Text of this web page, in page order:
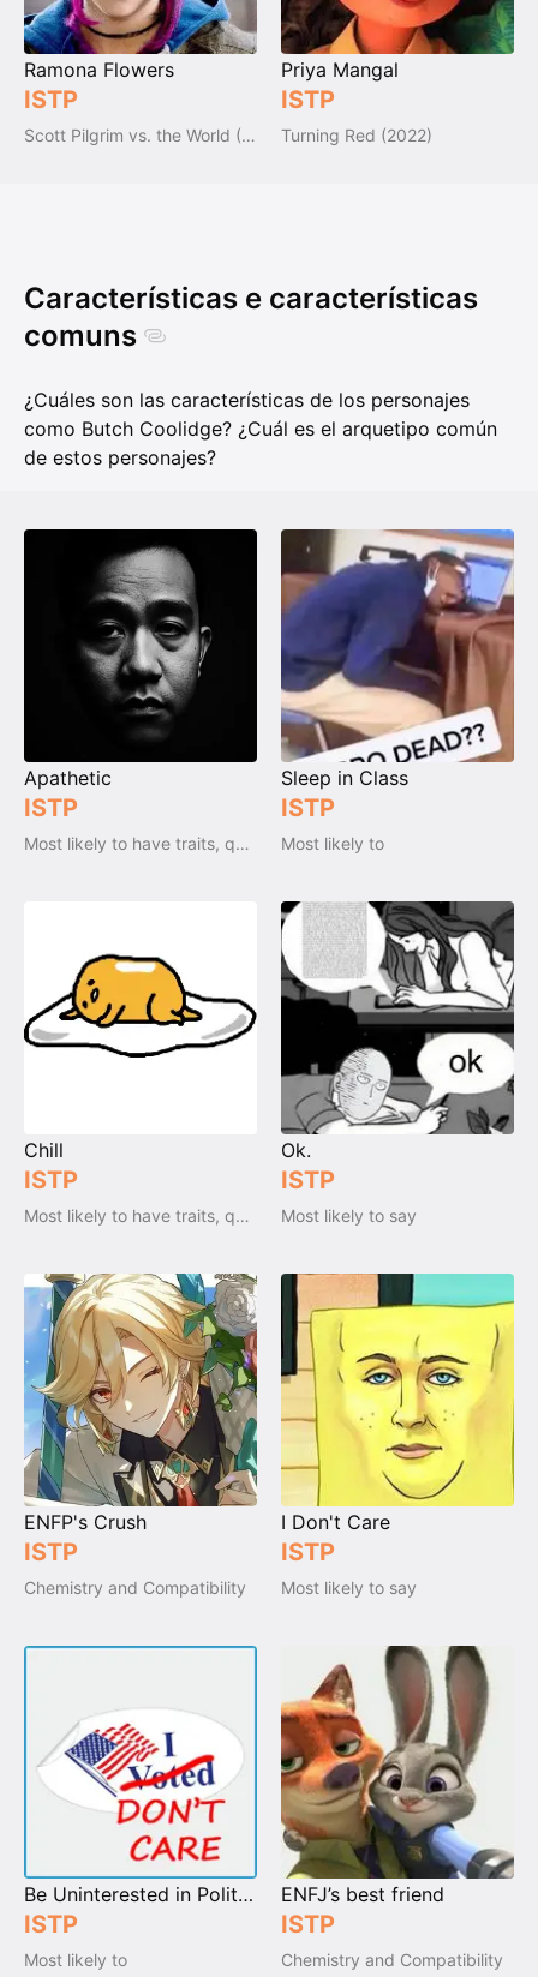
Ramona Flowers
ISTP
Scott Pilgrim vs. the World (2010)
Priya Mangal
ISTP
Turning Red (2022)
Características e características
comuns
¿Cuáles son las características de los personajes
como Butch Coolidge? ¿Cuál es el arquetipo común
de estos personajes?
Apathetic
ISTP
Most likely to have traits, qualities and emotions
Sleep in Class
ISTP
Most likely to
Chill
ISTP
Most likely to have traits, qualities and emotions
Ok.
ISTP
Most likely to say
ENFP's Crush
ISTP
Chemistry and Compatibility
I Don't Care
ISTP
Most likely to say
Be Uninterested in Politics
ISTP
Most likely to
ENFJ’s best friend
ISTP
Chemistry and Compatibility